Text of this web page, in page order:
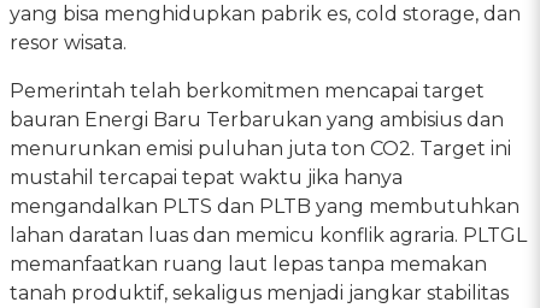
yang bisa menghidupkan pabrik es, cold storage, dan
resor wisata.
Pemerintah telah berkomitmen mencapai target
bauran Energi Baru Terbarukan yang ambisius dan
menurunkan emisi puluhan juta ton CO2. Target ini
mustahil tercapai tepat waktu jika hanya
mengandalkan PLTS dan PLTB yang membutuhkan
lahan daratan luas dan memicu konflik agraria. PLTGL
memanfaatkan ruang laut lepas tanpa memakan
tanah produktif, sekaligus menjadi jangkar stabilitas